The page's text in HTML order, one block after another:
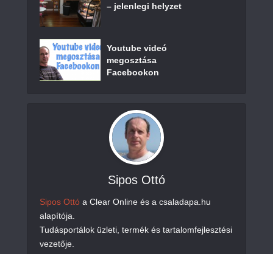
– jelenlegi helyzet
Youtube videó
megosztása
Facebookon
Sipos Ottó
Sipos Ottó a Clear Online és a csaladapa.hu
alapítója.
Tudásportálok üzleti, termék és tartalomfejlesztési
vezetője.